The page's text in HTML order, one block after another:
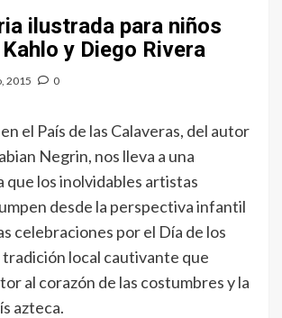
ilustrada para niños
y Diego Rivera
2015 0
el País de las Calaveras, del autor
Negrin, nos lleva a una
que los inolvidables artistas
desde la perspectiva infantil
celebraciones por el Día de los
local cautivante que
al corazón de las costumbres y la
azteca.